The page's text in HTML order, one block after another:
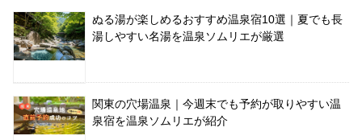
ぬる湯が楽しめるおすすめ温泉宿10選｜夏でも長
湯しやすい名湯を温泉ソムリエが厳選
関東の穴場温泉｜今週末でも予約が取りやすい温
泉宿を温泉ソムリエが紹介